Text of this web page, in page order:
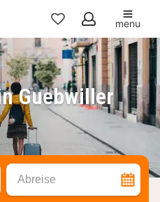
Meine
Favoriten
menu
Guebwiller
Abreise